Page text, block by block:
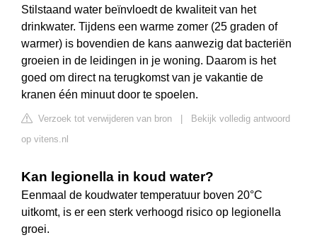
Stilstaand water beïnvloedt de kwaliteit van het
drinkwater. Tijdens een warme zomer (25 graden of
warmer) is bovendien de kans aanwezig dat bacteriën
groeien in de leidingen in je woning. Daarom is het
goed om direct na terugkomst van je vakantie de
kranen één minuut door te spoelen.
Verzoek tot verwijderen van bron
Bekijk volledig antwoord
op vitens.nl
Kan legionella in koud water?
Eenmaal de koudwater temperatuur boven 20°C
uitkomt, is er een sterk verhoogd risico op legionella
groei.